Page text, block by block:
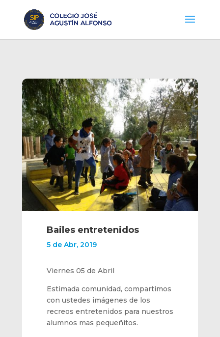
Bailes entretenidos
5 de Abr, 2019
Viernes 05 de Abril
Estimada comunidad, compartimos
con ustedes imágenes de los
recreos entretenidos para nuestros
alumnos mas pequeñitos.